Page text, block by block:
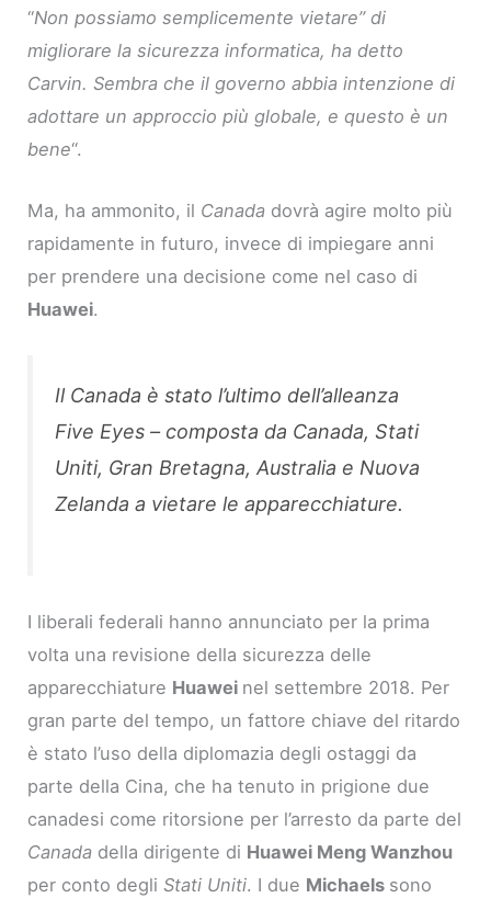
“Non possiamo semplicemente vietare” di
migliorare la sicurezza informatica, ha detto
Carvin. Sembra che il governo abbia intenzione di
adottare un approccio più globale, e questo è un
bene“.
Ma, ha ammonito, il Canada dovrà agire molto più
rapidamente in futuro, invece di impiegare anni
per prendere una decisione come nel caso di
Huawei.
Il Canada è stato l’ultimo dell’alleanza
Five Eyes – composta da Canada, Stati
Uniti, Gran Bretagna, Australia e Nuova
Zelanda a vietare le apparecchiature.
I liberali federali hanno annunciato per la prima
volta una revisione della sicurezza delle
apparecchiature Huawei nel settembre 2018. Per
gran parte del tempo, un fattore chiave del ritardo
è stato l’uso della diplomazia degli ostaggi da
parte della Cina, che ha tenuto in prigione due
canadesi come ritorsione per l’arresto da parte del
Canada della dirigente di Huawei Meng Wanzhou
per conto degliStati Uniti. I due Michaels sono